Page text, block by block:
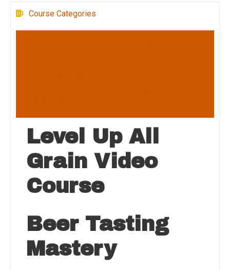
Course Categories
Level Up All
Grain Video
Course
Beer Tasting
Mastery